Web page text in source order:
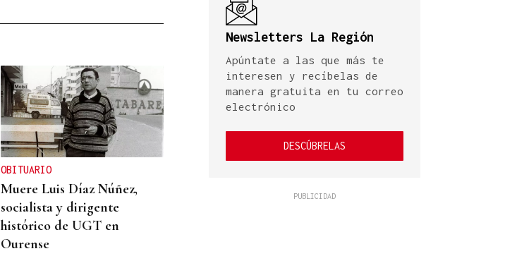
OBITUARIO
Muere Luis Díaz Núñez,
socialista y dirigente
histórico de UGT en
Ourense
Newsletters La Región
Apúntate a las que más te
interesen y recíbelas de
manera gratuita en tu correo
electrónico
DESCÚBRELAS